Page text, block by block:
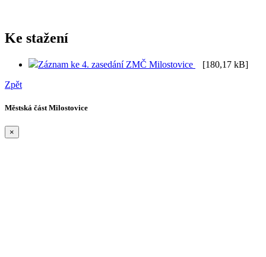
Ke stažení
Záznam ke 4. zasedání ZMČ Milostovice
[180,17 kB]
Zpět
Městská část Milostovice
×